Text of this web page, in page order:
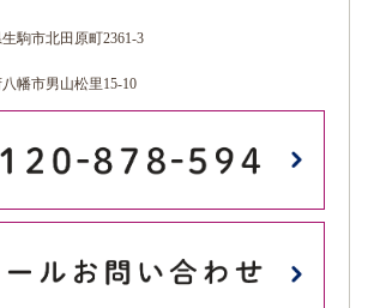
駒市北田原町2361-3
幡市男山松里15-10